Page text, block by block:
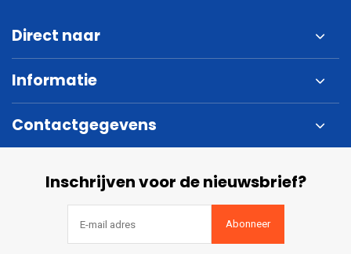
Direct naar
Informatie
Contactgegevens
Inschrijven voor de nieuwsbrief?
Abonneer